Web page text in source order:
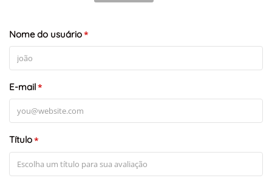
Nome do usuário*
E-mail*
Título*